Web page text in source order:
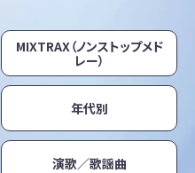
MIXTRAX（ノンストップメド
レー）
年代別
演歌／歌謡曲